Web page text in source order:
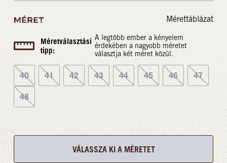
MÉRET Mérettáblázat
Méretválasztási
tipp:
A legtöbb ember a kényelem
érdekében a nagyobb méretet
választja két méret közül.
40 41 42 43 44 45 46 47
48
VÁLASSZA KI A MÉRETET